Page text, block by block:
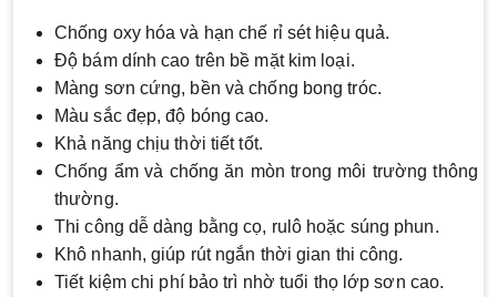
Chống oxy hóa và hạn chế rỉ sét hiệu quả.
Độ bám dính cao trên bề mặt kim loại.
Màng sơn cứng, bền và chống bong tróc.
Màu sắc đẹp, độ bóng cao.
Khả năng chịu thời tiết tốt.
Chống ẩm và chống ăn mòn trong môi trường thông
thường.
Thi công dễ dàng bằng cọ, rulô hoặc súng phun.
Khô nhanh, giúp rút ngắn thời gian thi công.
Tiết kiệm chi phí bảo trì nhờ tuổi thọ lớp sơn cao.